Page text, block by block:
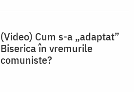
(Video) Cum s-a „adaptat”
Biserica în vremurile
comuniste?